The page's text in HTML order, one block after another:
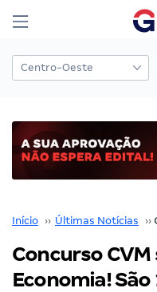
Início ›› Últimas Notícias ››
Concurso
Economia! São